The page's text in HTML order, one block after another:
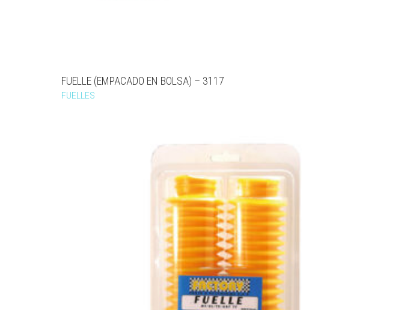
FUELLE (EMPACADO EN BOLSA) – 3117
FUELLES